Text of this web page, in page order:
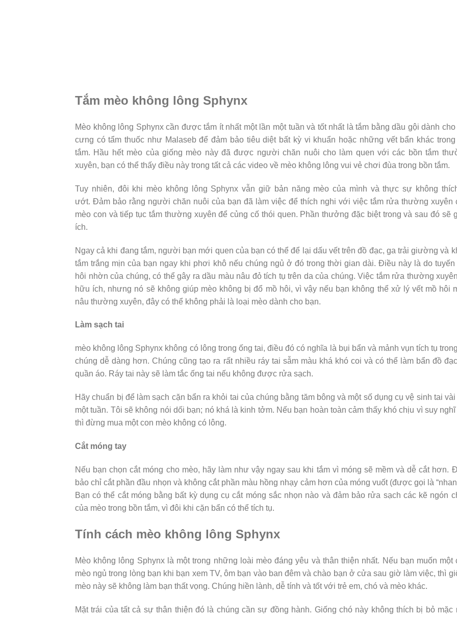
Tắm mèo không lông Sphynx
Mèo không lông Sphynx cần được tắm ít nhất một lần một tuần và tốt nhất là tắm bằng dầu gội dành cho
cưng có tẩm thuốc như Malaseb để đảm bảo tiêu diệt bất kỳ vi khuẩn hoặc những vết bẩn khác trong
tắm. Hầu hết mèo của giống mèo này đã được người chăn nuôi cho làm quen với các bồn tắm
xuyên, bạn có thể thấy điều này trong tất cả các video về mèo không lông vui vẻ chơi đùa trong bồn tắm.
Tuy nhiên, đôi khi mèo không lông Sphynx vẫn giữ bản năng mèo của mình và thực sự không
ướt. Đảm bảo rằng người chăn nuôi của bạn đã làm việc để thích nghi với việc tắm rửa thường xuyên
mèo con và tiếp tục tắm thường xuyên để củng cố thói quen. Phần thưởng đặc biệt trong và sau đó sẽ
ích.
Ngay cả khi đang tắm, người bạn mới quen của bạn có thể để lại dấu vết trên đồ đạc, ga trải giường và
tắm trắng mịn của bạn ngay khi phơi khô nếu chúng ngủ ở đó trong thời gian dài. Điều này là do tuyến
hôi nhờn của chúng, có thể gây ra dầu màu nâu đỏ tích tụ trên da của chúng. Việc tắm rửa thường
hữu ích, nhưng nó sẽ không giúp mèo không bị đổ mồ hôi, vì vậy nếu bạn không thể xử lý vết mồ hôi
nâu thường xuyên, đây có thể không phải là loại mèo dành cho bạn.
Làm sạch tai
mèo không lông Sphynx không có lông trong ống tai, điều đó có nghĩa là bụi bẩn và mảnh vụn tích tụ
chúng dễ dàng hơn. Chúng cũng tạo ra rất nhiều ráy tai sẫm màu khá khó coi và có thể làm bẩn đồ
quần áo. Ráy tai này sẽ làm tắc ống tai nếu không được rửa sạch.
Hãy chuẩn bị để làm sạch cặn bẩn ra khỏi tai của chúng bằng tăm bông và một số dụng cụ vệ sinh tai
một tuần. Tôi sẽ không nói dối bạn; nó khá là kinh tởm. Nếu bạn hoàn toàn cảm thấy khó chịu vì suy nghĩ
thì đừng mua một con mèo không có lông.
Cắt móng tay
Nếu bạn chọn cắt móng cho mèo, hãy làm như vậy ngay sau khi tắm vì móng sẽ mềm và dễ cắt hơn.
bảo chỉ cắt phần đầu nhọn và không cắt phần màu hồng nhạy cảm hơn của móng vuốt (được gọi là
Bạn có thể cắt móng bằng bất kỳ dụng cụ cắt móng sắc nhọn nào và đảm bảo rửa sạch các kẽ ngón
của mèo trong bồn tắm, vì đôi khi cặn bẩn có thể tích tụ.
Tính cách mèo không lông Sphynx
Mèo không lông Sphynx là một trong những loài mèo đáng yêu và thân thiện nhất. Nếu bạn muốn một
mèo ngủ trong lòng bạn khi bạn xem TV, ôm bạn vào ban đêm và chào bạn ở cửa sau giờ làm việc, thì
mèo này sẽ không làm bạn thất vọng. Chúng hiền lành, dễ tính và tốt với trẻ em, chó và mèo khác.
Mặt trái của tất cả sự thân thiện đó là chúng cần sự đồng hành. Giống chó này không thích bị bỏ mặc